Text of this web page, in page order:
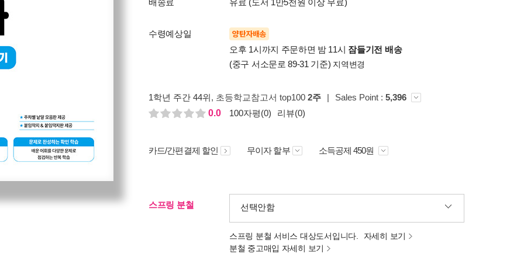
배송료 유료 (도서 1만5천원 이상 무료)
수령예상일 양탄자배송
오후 1시까지 주문하면 밤 11시 잠들기전 배송
(중구 서소문로 89-31 기준) 지역변경
1학년 주간 44위, 초등학교참고서 top100 2주 | Sales Point : 5,396
0.0
100자평(0) 리뷰(0)
카드/간편결제 할인 무이자 할부 소득공제 450원
스프링 분철 선택안함
스프링 분철 서비스 대상도서입니다.
자세히 보기
분철 중고매입 자세히 보기